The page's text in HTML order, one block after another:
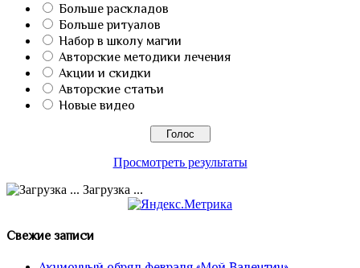
Больше раскладов
Больше ритуалов
Набор в школу магии
Авторские методики лечения
Акции и скидки
Авторские статьи
Новые видео
Просмотреть результаты
Загрузка ...
Свежие записи